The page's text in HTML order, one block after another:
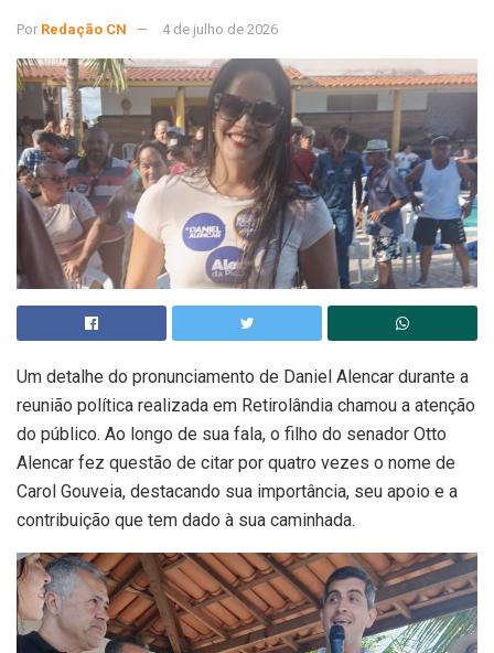
Por Redação CN 4 de julho de 2026
Um detalhe do pronunciamento de Daniel Alencar durante a
reunião política realizada em Retirolândia chamou a atenção
do público. Ao longo de sua fala, o filho do senador Otto
Alencar fez questão de citar por quatro vezes o nome de
Carol Gouveia, destacando sua importância, seu apoio e a
contribuição que tem dado à sua caminhada.